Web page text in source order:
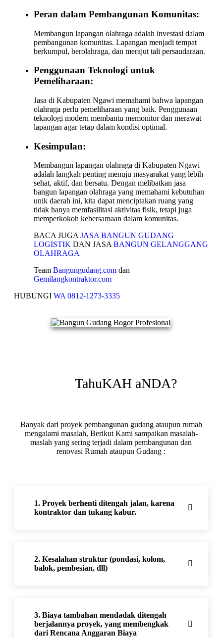
Peran dalam Pembangunan Komunitas:
Membangun lapangan olahraga adalah investasi dalam
pembangunan komunitas. Lapangan menjadi tempat
berkumpul, berolahraga, dan merajut tali persaudaraan.
Penggunaan Teknologi untuk
Pemeliharaan:
Jasa di Kabupaten Ngawi memahami bahwa lapangan
olahraga perlu pemeliharaan yang baik. Penggunaan
teknologi modern membantu memonitor dan merawat
lapangan agar tetap dalam kondisi optimal.
Kesimpulan:
Membangun lapangan olahraga di Kabupaten Ngawi
adalah langkah penting menuju masyarakat yang lebih
sehat, aktif, dan bersatu. Dengan melibatkan jasa
bangun lapangan olahraga yang memahami kebutuhan
unik daerah ini, kita dapat menciptakan ruang yang
tidak hanya memfasilitasi aktivitas fisik, tetapi juga
memperkokoh kebersamaan dalam komunitas.
BACA JUGAJASA BANGUN GUDANG
LOGISTIK DAN JASABANGUN GELANGGANG
OLAHRAGA
Team Bangungudang.com dan
Gemilangkontraktor.com
HUBUNGI WA 0812-1273-3335
TahuKAH aNDA?
Banyak dari proyek pembangunan gudang ataupun rumah
mengalami masalah, Berikut Kami sampaikan masalah-
maslah yang sering terjadi dalam pembangunan dan
renovasi Rumah ataupun Gudang :
1. Proyek berhenti ditengah jalan, karena
kontraktor dan tukang kabur.
2. Kesalahan struktur (pondasi, kolom,
balok, pembesian, dll)
3. Biaya tambahan mendadak ditengah
berjalannya proyek, yang membengkak
dari Rencana Anggaran Biaya